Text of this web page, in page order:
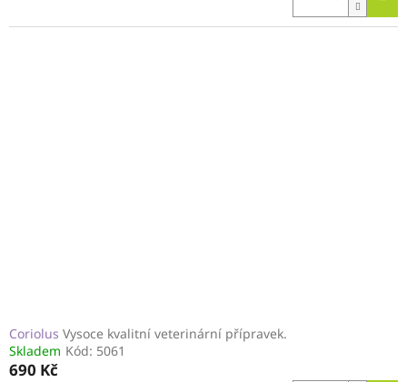
Coriolus Vysoce kvalitní veterinární přípravek.
Skladem Kód: 5061
690 Kč